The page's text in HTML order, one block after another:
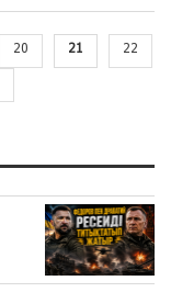
20 21
22